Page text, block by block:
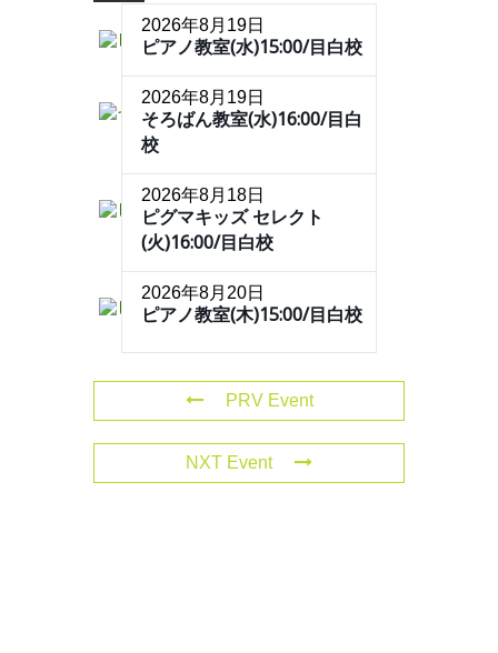
2026年8月19日
ピアノ教室(水)15:00/目白校
2026年8月19日
そろばん教室(水)16:00/目白
校
2026年8月18日
ピグマキッズ セレクト
(火)16:00/目白校
2026年8月20日
ピアノ教室(木)15:00/目白校
PRV Event
NXT Event